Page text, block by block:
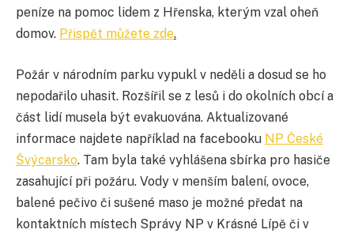
peníze na pomoc lidem z Hřenska, kterým vzal oheň
domov. Přispět můžete zde.
Požár v národním parku vypukl v neděli a dosud se ho
nepodařilo uhasit. Rozšířil se z lesů i do okolních obcí a
část lidí musela být evakuována. Aktualizované
informace najdete například na facebooku NP České
Švýcarsko. Tam byla také vyhlášena sbírka pro hasiče
zasahující při požáru. Vody v menším balení, ovoce,
balené pečivo či sušené maso je možné předat na
kontaktních místech Správy NP v Krásné Lípě či v